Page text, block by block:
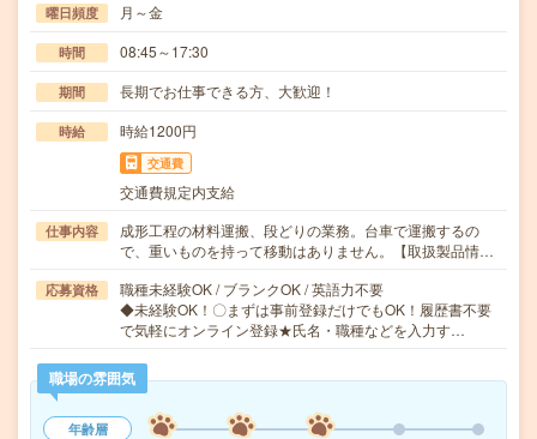
曜日頻度 月～金
時間 08:45～17:30
期間 長期でお仕事できる方、大歓迎！
時給 時給1200円
交通費
交通費規定内支給
仕事内容
成形工程の材料運搬、段どりの業務。台車で運搬するの
で、重いものを持って移動はありません。【取扱製品情…
応募資格
職種未経験OK / ブランクOK / 英語力不要
◆未経験OK！〇まずは事前登録だけでもOK！履歴書不要
で気軽にオンライン登録★氏名・職種などを入力す…
職場の雰囲気
年齢層